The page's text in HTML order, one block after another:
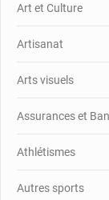
Art et Culture
Artisanat
Arts visuels
Assurances et
Athlétismes
Autres sports